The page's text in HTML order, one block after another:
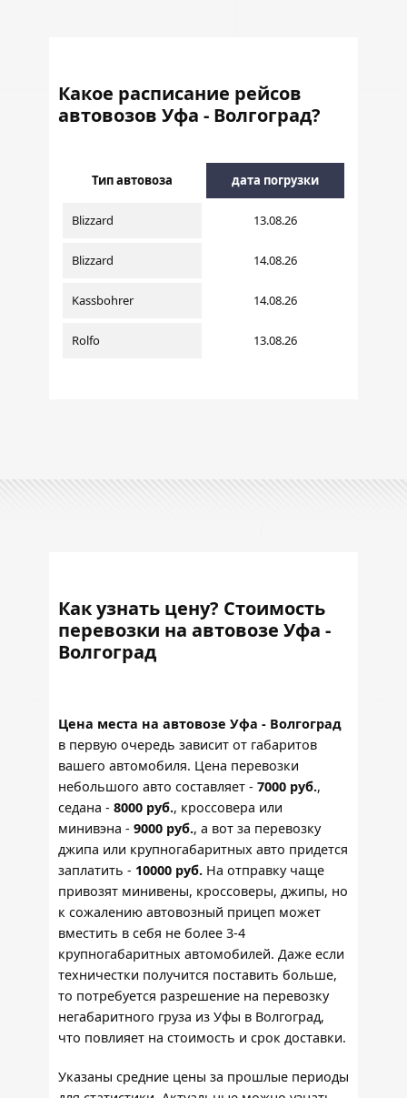
Какое расписание рейсов
автовозов Уфа - Волгоград?
Тип автовоза дата погрузки
Blizzard 13.08.26
Blizzard 14.08.26
Kassbohrer 14.08.26
Rolfo 13.08.26
Как узнать цену? Стоимость
перевозки на автовозе Уфа -
Волгоград
Цена места на автовозе Уфа - Волгоград
в первую очередь зависит от габаритов
вашего автомобиля. Цена перевозки
небольшого авто составляет - 7000 руб.,
седана - 8000 руб., кроссовера или
минивэна - 9000 руб., а вот за перевозку
джипа или крупногабаритных авто придется
заплатить - 10000 руб. На отправку чаще
привозят минивены, кроссоверы, джипы, но
к сожалению автовозный прицеп может
вместить в себя не более 3-4
крупногабаритных автомобилей. Даже если
техничестки получится поставить больше,
то потребуется разрешение на перевозку
негабаритного груза из Уфы в Волгоград,
что повлияет на стоимость и срок доставки.
Указаны средние цены за прошлые периоды